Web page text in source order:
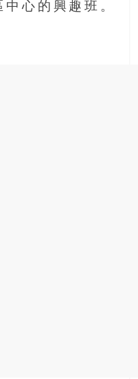
心的興趣班。